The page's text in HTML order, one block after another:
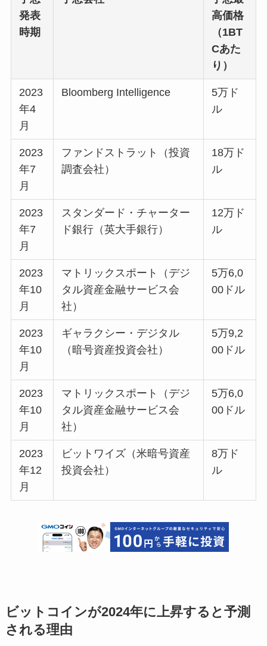
発表
時期
高価格
（1BT
Cあた
り）
2023
年4
月
Bloomberg Intelligence
5万ド
ル
2023
年7
月
ファンドストラット（投資
調査会社）
18万ド
ル
2023
年7
月
スタンダード・チャーター
ド銀行（英大手銀行）
12万ド
ル
2023
年10
月
マトリックスポート（デジ
タル資産金融サービス会
社）
5万6,0
00ドル
2023
年10
月
ギャラクシー・デジタル
（暗号資産投資会社）
5万9,2
00ドル
2023
年10
月
マトリックスポート（デジ
タル資産金融サービス会
社）
5万6,0
00ドル
2023
年12
月
ビットワイズ（米暗号資産
投資会社）
8万ド
ル
ビットコインが2024年に上昇すると予測
される理由